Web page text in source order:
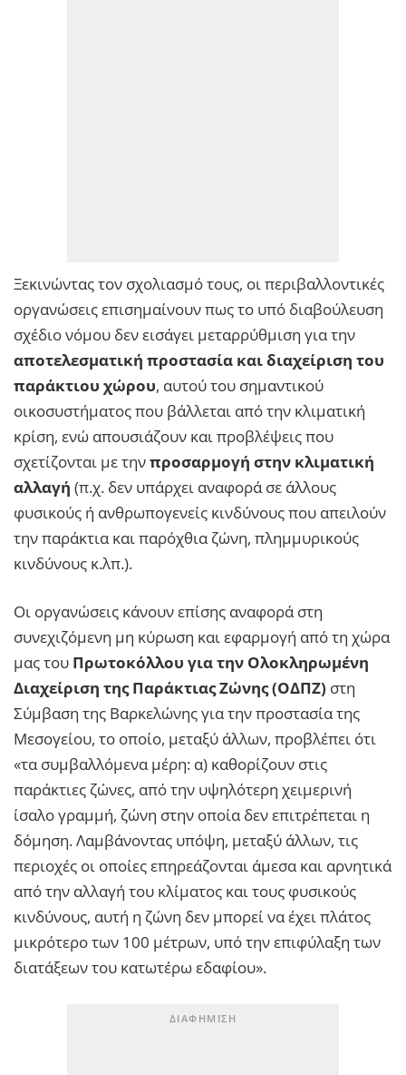
Ξεκινώντας τον σχολιασμό τους, οι περιβαλλοντικές
οργανώσεις επισημαίνουν πως το υπό διαβούλευση
σχέδιο νόμου δεν εισάγει μεταρρύθμιση για την
αποτελεσματική προστασία και διαχείριση του
παράκτιου χώρου, αυτού του σημαντικού
οικοσυστήματος που βάλλεται από την κλιματική
κρίση, ενώ απουσιάζουν και προβλέψεις που
σχετίζονται με τηνπροσαρμογή στην κλιματική
αλλαγή (π.χ. δεν υπάρχει αναφορά σε άλλους
φυσικούς ή ανθρωπογενείς κινδύνους που απειλούν
την παράκτια και παρόχθια ζώνη, πλημμυρικούς
κινδύνους κ.λπ.).
Οι οργανώσεις κάνουν επίσης αναφορά στη
συνεχιζόμενη μη κύρωση και εφαρμογή από τη χώρα
μας του Πρωτοκόλλου για την Ολοκληρωμένη
Διαχείριση της Παράκτιας Ζώνης (ΟΔΠΖ) στη
Σύμβαση της Βαρκελώνης για την προστασία της
Μεσογείου, το οποίο, μεταξύ άλλων, προβλέπει ότι
«τα συμβαλλόμενα μέρη: α) καθορίζουν στις
παράκτιες ζώνες, από την υψηλότερη χειμερινή
ίσαλο γραμμή, ζώνη στην οποία δεν επιτρέπεται η
δόμηση. Λαμβάνοντας υπόψη, μεταξύ άλλων, τις
περιοχές οι οποίες επηρεάζονται άμεσα και αρνητικά
από την αλλαγή του κλίματος και τους φυσικούς
κινδύνους, αυτή η ζώνη δεν μπορεί να έχει πλάτος
μικρότερο των 100 μέτρων, υπό την επιφύλαξη των
διατάξεων του κατωτέρω εδαφίου».